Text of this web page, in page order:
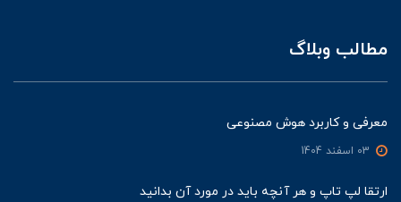
مطالب وبلاگ
معرفی و کاربرد هوش مصنوعی
ارتقا لپ تاپ و هر آنچه باید در مورد آن بدانید